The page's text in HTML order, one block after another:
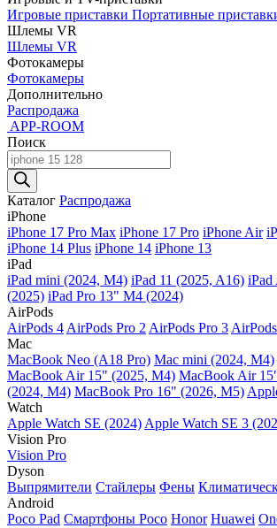
Игровые приставки Портативные
Шлемы VR
Шлемы VR
Фотокамеры
Фотокамеры
Дополнительно
Распродажа
APP-ROOM
Поиск
Поиск
товаров
Каталог Распродажа
iPhone
iPhone 17 Pro Max iPhone 17 Pro iPhone Air
iPhone 14 Plus iPhone 14 iPhone 13
iPad
iPad mini (2024, M4) iPad 11 (2025, A16) iPad
(2025) iPad Pro 13" M4 (2024)
AirPods
AirPods 4 AirPods Pro 2 AirPods Pro 3
Mac
MacBook Neo (A18 Pro) Mac mini (2024, M4)
MacBook Air 15" (2025, M4) MacBook Air
(2024, M4) MacBook Pro 16" (2026, M5)
Watch
Apple Watch SE (2024) Apple Watch SE 3
Vision Pro
Vision Pro
Dyson
Выпрямители Стайлеры Фены
Android
Poco Pad Смартфоны Poco Honor Huawei